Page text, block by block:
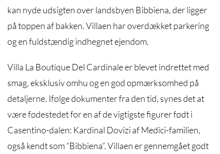
kan nyde udsigten over landsbyen Bibbiena, der ligger
på toppen af bakken. Villaen har overdækket parkering
og en fuldstændig indhegnet ejendom.
Villa La Boutique Del Cardinale er blevet indrettet med
smag, eksklusiv omhu og en god opmærksomhed på
detaljerne. Ifølge dokumenter fra den tid, synes det at
være fødestedet for en af de vigtigste figurer født i
Casentino-dalen: Kardinal Dovizi af Medici-familien,
også kendt som “Bibbiena”. Villaen er gennemgået godt